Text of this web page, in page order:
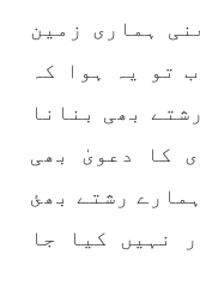
مسائل کے بعد
بلوچ وومن فورم
آرگنائزر
ہماری زمین
تو یہ ہوا کہ
بھی بنانا
کا دعویٰ بھی
رشتے بھئ
نہیں کیا جا